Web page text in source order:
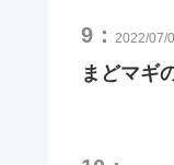
9： 2022/07/
まどマギ